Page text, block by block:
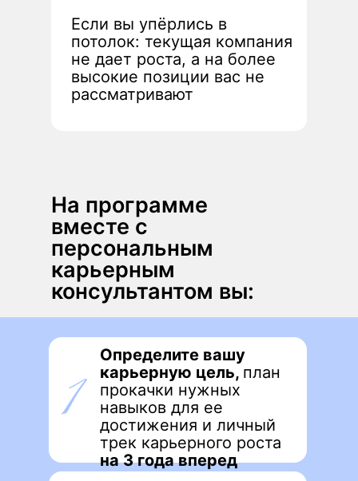
Если вы упёрлись в
потолок: текущая компания
не дает роста, а на более
высокие позиции вас не
рассматривают
На программе
вместе с
персональным
карьерным
консультантом вы:
Определите вашу
карьерную цель, план
прокачки нужных
навыков для ее
достижения и личный
трек карьерного роста
на 3 года вперед